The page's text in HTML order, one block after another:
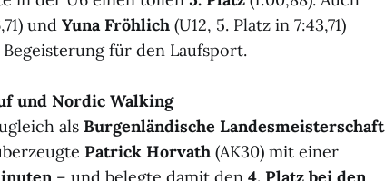
und Yuna Fröhlich (U12, 5. Platz in 7:43,71)
für den Laufsport.
und Nordic Walking
als Burgenländische Landesmeisterschaft
Patrick Horvath (AK30) mit einer
– und belegte damit den 4. Platz bei den